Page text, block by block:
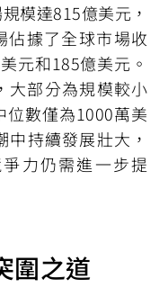
模達815億美元，
佔據了全球市場收
元和185億美元。
大部分為規模較小
數僅為1000萬美
持續發展壯大，
力仍需進一步提
圍之道